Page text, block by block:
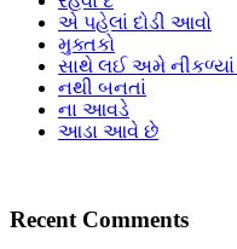
એ પહેલાં દોડી આવો
મુક્તકો
સાથે લઈ અમે નીકળ્યાં
નથી બનતાં
ના આવડે
આડા આવે છે
Recent Comments